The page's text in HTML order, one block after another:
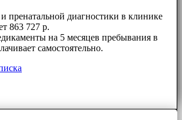
пренатальной диагностики в клинике
863 727 р.
на 5 месяцев пребывания в
самостоятельно.